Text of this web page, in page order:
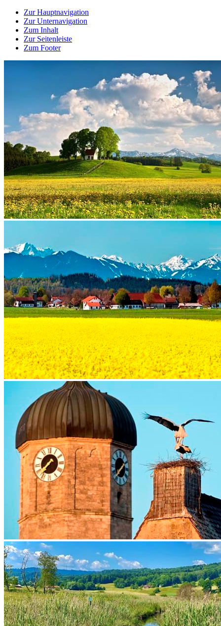
Zur Hauptnavigation
Zur Unternavigation
Zum Inhalt
Zur Seitenleiste
Zum Footer